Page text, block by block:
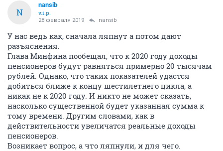
N
nansib
v.i.p.
28 февраля 2019 nansib
У нас ведь как, сначала ляпнут а потом дают
разъяснения.
Глава Минфина пообещал, что к 2020 году доходы
пенсионеров будут равняться примерно 20 тысячам
рублей. Однако, что таких показателей удастся
добиться ближе к концу шестилетнего цикла, а
никак не к 2020 году. И никто не может сказать,
насколько существенной будет указанная сумма к
тому времени. Другим словами, как в
действительности увеличатся реальные доходы
пенсионеров.
Возникает вопрос, а что ляпнули, и для чего.